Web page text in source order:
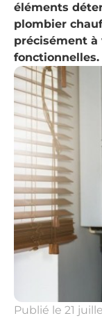
éléments
plombier
précisément à
fonctionnelles.
Publié le 21